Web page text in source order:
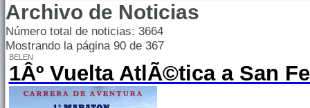
Archivo de Noticias
Número total de noticias: 3664
Mostrando la página 90 de 367
BELEN
1Âº Vuelta AtlÃ©tica a San